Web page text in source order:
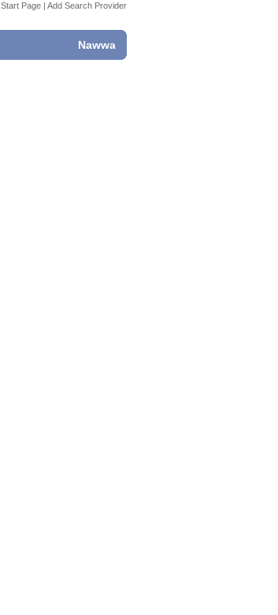
Start Page | Add Search Provider
Nawwa